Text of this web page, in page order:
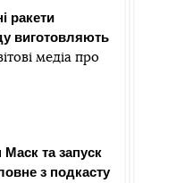
ракети
виготовляють
медіа про
Маск та запуск
з подкасту